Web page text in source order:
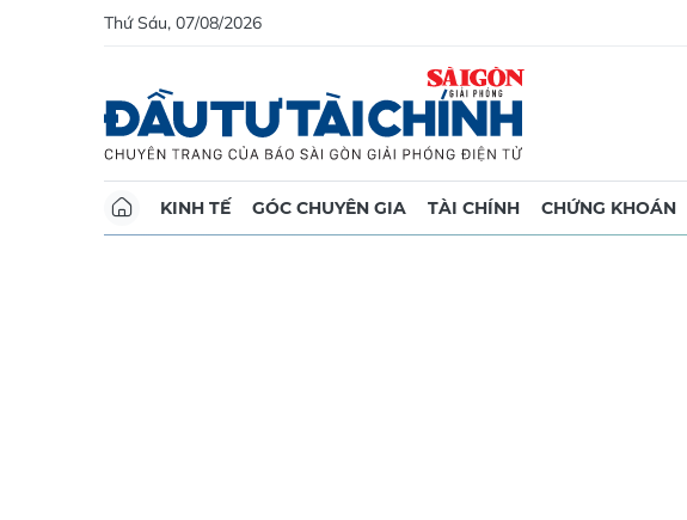
Thứ Sáu, 07/08/2026
KINH TẾ GÓC CHUYÊN GIA TÀI CHÍNH CHỨNG KHOÁN